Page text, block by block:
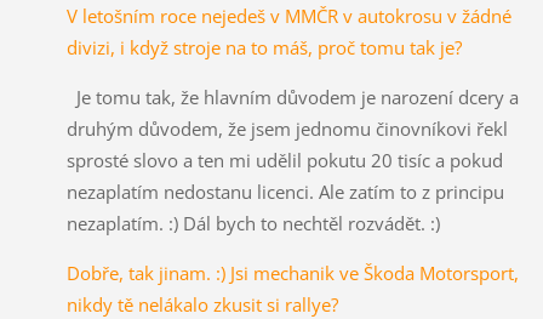
V letošním roce nejedeš v MMČR v autokrosu v žádné
divizi, i když stroje na to máš, proč tomu tak je?
Je tomu tak, že hlavním důvodem je narození dcery a
druhým důvodem, že jsem jednomu činovníkovi řekl
sprosté slovo a ten mi udělil pokutu 20 tisíc a pokud
nezaplatím nedostanu licenci. Ale zatím to z principu
nezaplatím. :) Dál bych to nechtěl rozvádět. :)
Dobře, tak jinam. :) Jsi mechanik ve Škoda Motorsport,
nikdy tě nelákalo zkusit si rallye?